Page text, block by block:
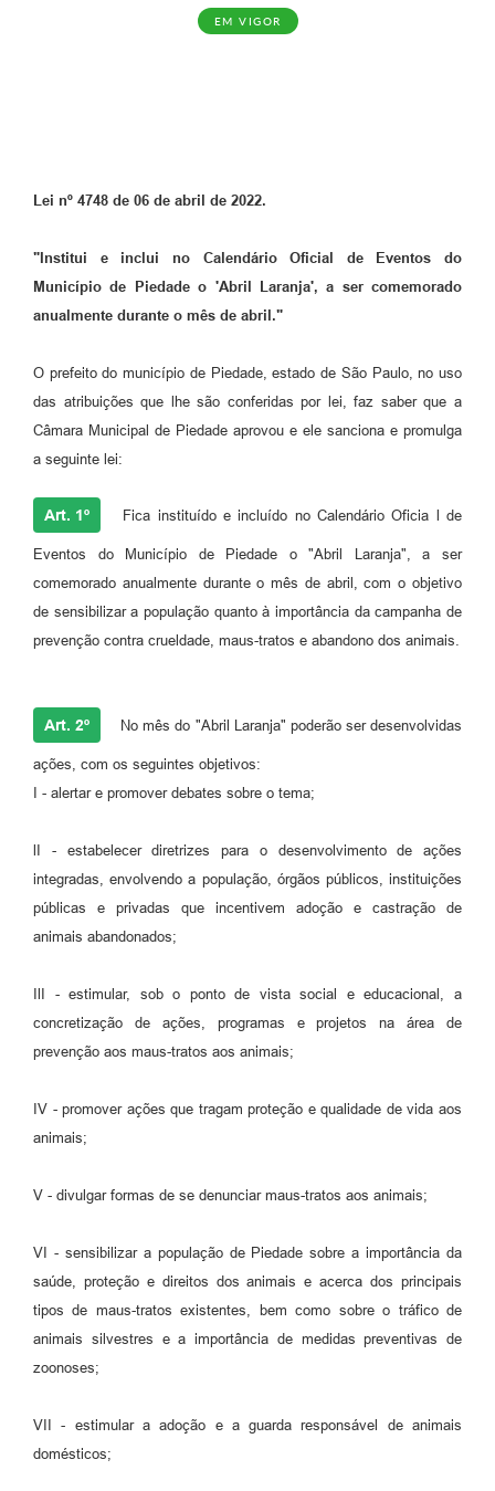
EM VIGOR
Lei nº 4748 de 06 de abril de 2022.
"Institui e inclui no Calendário Oficial de Eventos do
Município de Piedade o 'Abril Laranja', a ser comemorado
anualmente durante o mês de abril."
O prefeito do município de Piedade, estado de São Paulo, no uso
das atribuições que lhe são conferidas por lei, faz saber que a
Câmara Municipal de Piedade aprovou e ele sanciona e promulga
a seguinte lei:
Art. 1º Fica instituído e incluído no Calendário Oficia l de
Eventos do Município de Piedade o "Abril Laranja", a ser
comemorado anualmente durante o mês de abril, com o objetivo
de sensibilizar a população quanto à importância da campanha de
prevenção contra crueldade, maus-tratos e abandono dos animais.
Art. 2º No mês do "Abril Laranja" poderão ser desenvolvidas
ações, com os seguintes objetivos:
I - alertar e promover debates sobre o tema;
lI - estabelecer diretrizes para o desenvolvimento de ações
integradas, envolvendo a população, órgãos públicos, instituições
públicas e privadas que incentivem adoção e castração de
animais abandonados;
IlI - estimular, sob o ponto de vista social e educacional, a
concretização de ações, programas e projetos na área de
prevenção aos maus-tratos aos animais;
IV - promover ações que tragam proteção e qualidade de vida aos
animais;
V - divulgar formas de se denunciar maus-tratos aos animais;
VI - sensibilizar a população de Piedade sobre a importância da
saúde, proteção e direitos dos animais e acerca dos principais
tipos de maus-tratos existentes, bem como sobre o tráfico de
animais silvestres e a importância de medidas preventivas de
zoonoses;
VII - estimular a adoção e a guarda responsável de animais
domésticos;